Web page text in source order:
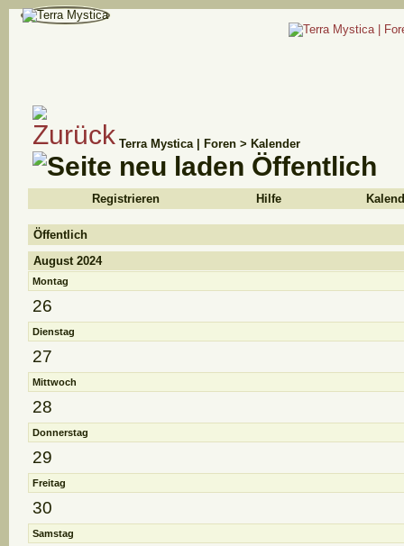
Terra Mystica | Foren > Kalender
Öffentlich
Registrieren Hilfe
Öffentlich
August 2024
Montag
26
Dienstag
27
Mittwoch
28
Donnerstag
29
Freitag
30
Samstag